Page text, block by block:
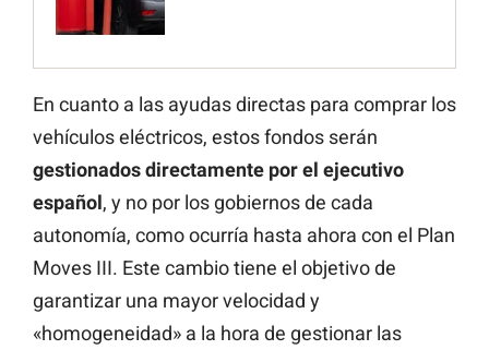
En cuanto a las ayudas directas para comprar los
vehículos eléctricos, estos fondos serán
gestionados directamente por el ejecutivo
español, y no por los gobiernos de cada
autonomía, como ocurría hasta ahora con el Plan
Moves III. Este cambio tiene el objetivo de
garantizar una mayor velocidad y
«homogeneidad» a la hora de gestionar las